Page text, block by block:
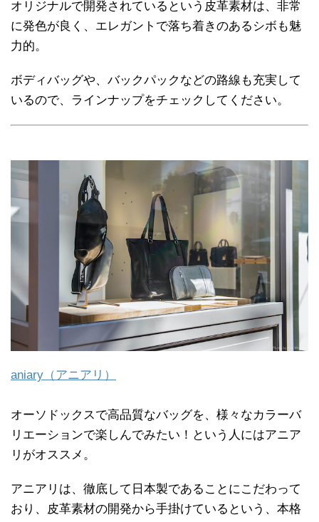
オリジナルで開発されているという皮革素材は、非常
に発色が良く、エレガントで落ち着きのあるシボも魅
力的。
ボディバッグや、バックパックなどの路線も充実して
いるので、ラインナップをチェックしてください。
aniary（アニアリ）
オーソドックスで高品質なバッグを、様々なカラーバ
リエーションで楽しんでみたい！という人にはアニア
リがオススメ。
アニアリは、徹底して日本製であることにこだわって
おり、皮革素材の開発から手掛けているという、本格